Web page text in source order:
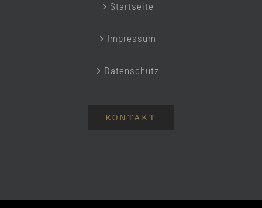
Startseite
Impressum
Datenschutz
KONTAKT